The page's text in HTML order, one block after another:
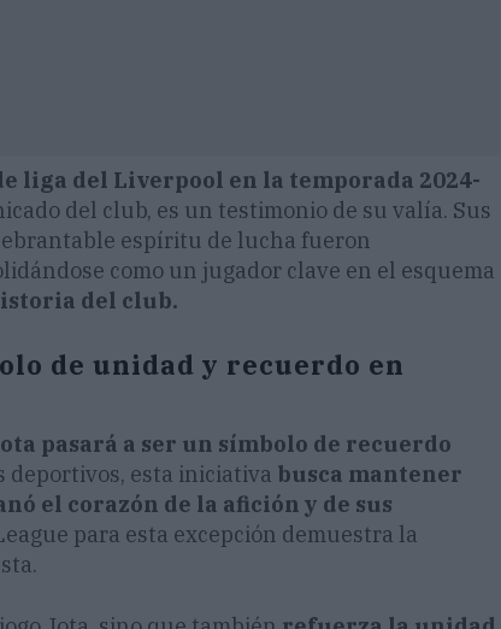
liga del Liverpool en la temporada 2024-
del club, es un testimonio de su valía. Sus
espíritu de lucha fueron
como un jugador clave en el esquema
del club.
de unidad y recuerdo en
pasará a ser un símbolo de recuerdo
deportivos, esta iniciativa busca mantener
el corazón de la afición y de sus
para esta excepción demuestra la